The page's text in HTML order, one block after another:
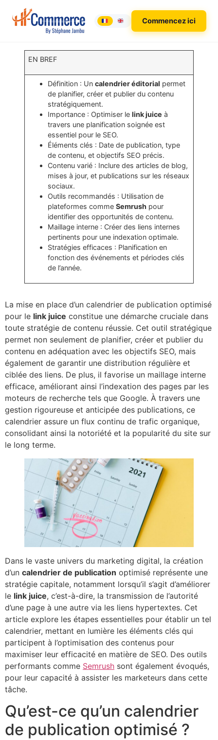
Commencez ici
EN BREF
Définition : Uncalendrier éditorial permet
de planifier, créer et publier du contenu
stratégiquement.
Importance : Optimiser lelink juice à
travers une planification soignée est
essentiel pour le SEO.
Éléments clés : Date de publication, type
de contenu, et objectifs SEO précis.
Contenu varié : Inclure des articles de blog,
mises à jour, et publications sur les réseaux
sociaux.
Outils recommandés : Utilisation de
plateformes commeSemrush pour
identifier des opportunités de contenu.
Maillage interne : Créer des liens internes
pertinents pour une indexation optimale.
Stratégies efficaces : Planification en
fonction des événements et périodes clés
de l’année.
La mise en place d’un calendrier de publication optimisé
pour le link juice constitue une démarche cruciale dans
toute stratégie de contenu réussie. Cet outil stratégique
permet non seulement de planifier, créer et publier du
contenu en adéquation avec les objectifs SEO, mais
également de garantir une distribution régulière et
ciblée des liens. De plus, il favorise un maillage interne
efficace, améliorant ainsi l’indexation des pages par les
moteurs de recherche tels que Google. À travers une
gestion rigoureuse et anticipée des publications, ce
calendrier assure un flux continu de trafic organique,
consolidant ainsi la notoriété et la popularité du site sur
le long terme.
Dans le vaste univers du marketing digital, la création
d’un calendrier de publication optimisé représente une
stratégie capitale, notamment lorsqu’il s’agit d’améliorer
le link juice, c’est-à-dire, la transmission de l’autorité
d’une page à une autre via les liens hypertextes. Cet
article explore les étapes essentielles pour établir un tel
calendrier, mettant en lumière les éléments clés qui
participent à l’optimisation des contenus pour
maximiser leur efficacité en matière de SEO. Des outils
performants comme Semrush sont également évoqués,
pour leur capacité à assister les marketeurs dans cette
tâche.
Qu’est-ce qu’un calendrier
de publication optimisé ?